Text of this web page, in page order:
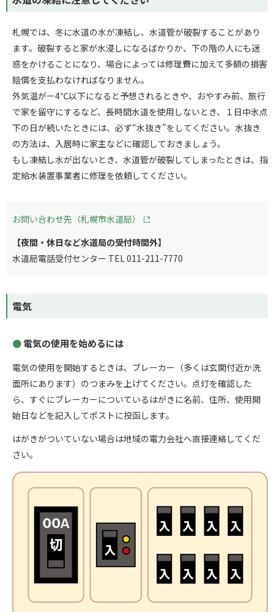
札幌では、冬に水道の水が凍結し、水道管が破裂することがあり
ます。破裂すると家が水浸しになるばかりか、下の階の人にも迷
惑をかけることになり、場合によっては修理費に加えて多額の損害
賠償を支払わなければなりません。
外気温がー4℃以下になると予想されるときや、おやすみ前、旅行
で家を留守にするなど、長時間水道を使用しないとき、１日中氷点
下の日が続いたときには、必ず“水抜き”をしてください。水抜き
の方法は、入居時に家主などに確認しておきましょう。
もし凍結し水が出ないとき、水道管が破裂してしまったときは、指
定給水装置事業者に修理を依頼してください。
お問い合わせ先（札幌市水道局）
【夜間・休日など水道局の受付時間外】
水道局電話受付センター TEL 011-211-7770
電気
電気の使用を始めるには
電気の使用を開始するときは、ブレーカー（多くは玄関付近か洗
面所にあります）のつまみを上げてください。点灯を確認した
ら、すぐにブレーカーについているはがきに名前、住所、使用開
始日などを記入してポストに投函します。
はがきがついていない場合は地域の電力会社へ直接連絡してくだ
さい。